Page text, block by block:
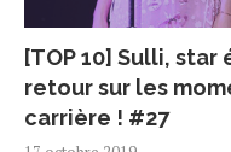
[TOP 10] Sulli,
retour sur les
carrière ! #27